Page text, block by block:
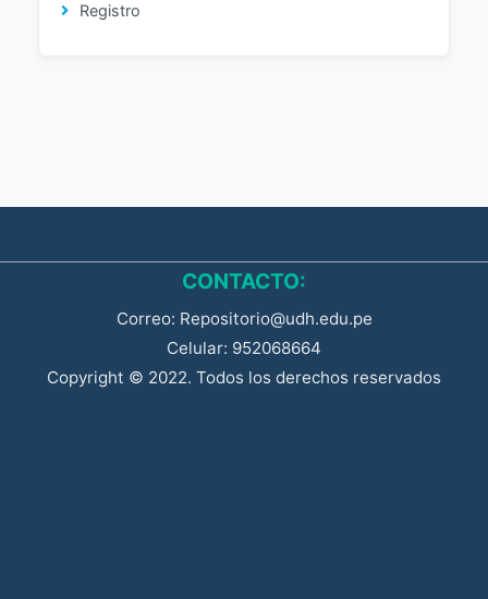
Registro
CONTACTO:
Correo: Repositorio@udh.edu.pe
Celular: 952068664
Copyright © 2022. Todos los derechos reservados